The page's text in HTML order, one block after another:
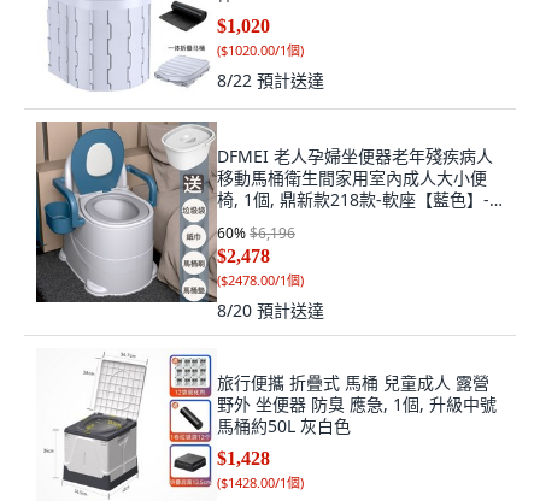
$1,020
($1020.00/1個)
8/22 預計送達
DFMEI 老人孕婦坐便器老年殘疾病人
移動馬桶衛生間家用室內成人大小便
椅, 1個, 鼎新款218款-軟座【藍色】-
盛尿桶：房間用【承重500斤】:如圖
60%$6,196
$2,478
($2478.00/1個)
8/20 預計送達
旅行便攜 折疊式 馬桶 兒童成人 露營
野外 坐便器 防臭 應急, 1個, 升級中號
馬桶約50L 灰白色
$1,428
($1428.00/1個)